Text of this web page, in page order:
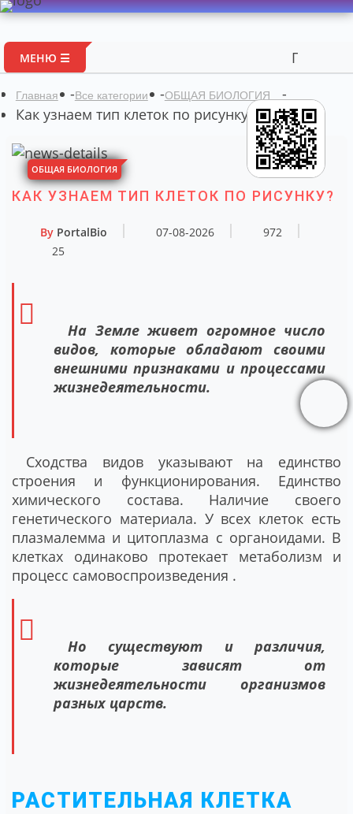
МЕНЮ ☰ Портал
Главная -Все категории -ОБЩАЯ БИОЛОГИЯ
-
Как узнаем тип клеток по рисунку?
ОБЩАЯ БИОЛОГИЯ
КАК УЗНАЕМ ТИП КЛЕТОК ПО РИСУНКУ?
By PortalBio 07-08-2026
972
25
На Земле живет огромное число
видов, которые обладают своими
внешними признаками и процессами
жизнедеятельности.
Сходства видов указывают на единство
строения и функционирования. Единство
химического состава. Наличие своего
генетического материала. У всех клеток есть
плазмалемма и цитоплазма с органоидами. В
клетках одинаково протекает метаболизм и
процесс самовоспроизведения .
Но существуют и различия,
которые зависят от
жизнедеятельности организмов
разных царств.
РАСТИТЕЛЬНАЯ КЛЕТКА